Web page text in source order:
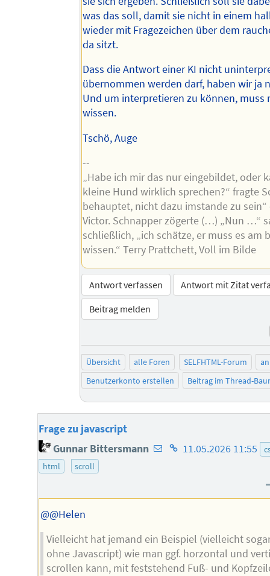
was das soll, damit sie nicht in einem
wieder mit Fragezeichen über dem
da sitzt.
Dass die Antwort einer KI nicht
übernommen werden darf, haben wir ja
Und um interpretieren zu können, muss
wissen.
Tschö, Auge
--
„Habe ich mir das nur eingebildet, oder
kleine Hund wirklich sprechen?“ fragte
behauptet, nicht dazu imstande zu
Victor. Schnapper zögerte (…) „Nun …“
schließlich, „ich schätze, er muss es am
wissen.“ Terry Prattchett, Voll im Bilde
Antwort verfassen
Antwort mit Zitat
Beitrag melden
Übersicht alle Foren SELFHTML-Forum
Benutzerkonto erstellen
Beitrag im Thread-
Frage zu javascript
Gunnar Bittersmann E-
des
Homepage
11.05.2026 11:55
html
scroll
@@Helen
Vielleicht hat jemand ein Beispiel (vielleicht
ohne Javascript) wie man ggf. horzontal und
scrollen kann, mit feststehend Fuß- und